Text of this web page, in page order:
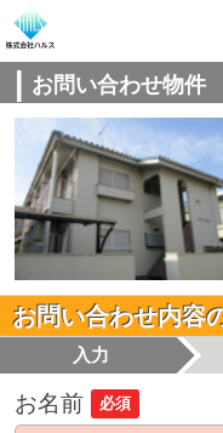
お問い合わせ物件
お問い合わせ内容
入力
お名前 必須